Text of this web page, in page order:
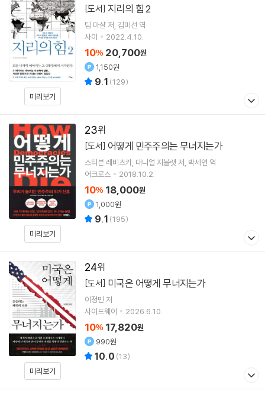
미리보기
[도서] 지리의 힘 2
팀 마샬저 김미선 역
사이
2022.4.10.
10% 20,700원
1,150원
9.1 (129)
23
미리보기
[도서] 어떻게 민주주의는 무너지는가
스티븐 레비츠키 대니얼 지블랫 저 박세연 역
어크로스
2018.10.2.
10% 18,000원
1,000원
9.1 (195)
24
미리보기
[도서] 미국은 어떻게 무너지는가
이정민 저
사이드웨이
2026.6.10.
10% 17,820원
990원
10.0 (13)